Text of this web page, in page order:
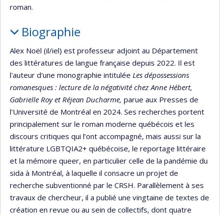
roman.
Biographie
Alex Noël (il/iel) est professeur adjoint au Département
des littératures de langue française depuis 2022. Il est
l'auteur d'une monographie intitulée Les dépossessions
romanesques : lecture de la négativité chez Anne Hébert,
Gabrielle Roy et Réjean Ducharme, parue aux Presses de
l'Université de Montréal en 2024. Ses recherches portent
principalement sur le roman moderne québécois et les
discours critiques qui l’ont accompagné, mais aussi sur la
littérature LGBTQIA2+ québécoise, le reportage littéraire
et la mémoire queer, en particulier celle de la pandémie du
sida à Montréal, à laquelle il consacre un projet de
recherche subventionné par le CRSH. Parallèlement à ses
travaux de chercheur, il a publié une vingtaine de textes de
création en revue ou au sein de collectifs, dont quatre